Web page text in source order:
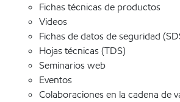
Fichas técnicas de productos
Videos
Fichas de datos de seguridad
Hojas técnicas (TDS)
Seminarios web
Eventos
Colaboraciones en la cadena de